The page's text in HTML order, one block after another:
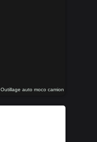
Outillage auto moco camion